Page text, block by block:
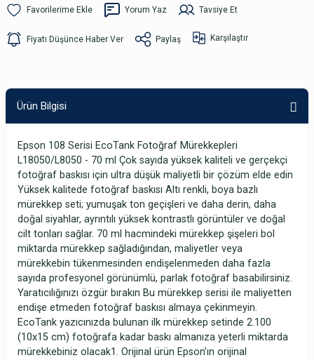
Yorum Yaz Tavsiye Et
Fiyatı Düşünce Haber Ver Paylaş Karşılaştır
Ürün Bilgisi
Epson 108 Serisi EcoTank Fotoğraf Mürekkepleri
L18050/L8050 - 70 ml Çok sayıda yüksek kaliteli ve gerçekçi
fotoğraf baskısı için ultra düşük maliyetli bir çözüm elde edin
Yüksek kalitede fotoğraf baskısı Altı renkli, boya bazlı
mürekkep seti; yumuşak ton geçişleri ve daha derin, daha
doğal siyahlar, ayrıntılı yüksek kontrastlı görüntüler ve doğal
cilt tonları sağlar. 70 ml hacmindeki mürekkep şişeleri bol
miktarda mürekkep sağladığından, maliyetler veya
mürekkebin tükenmesinden endişelenmeden daha fazla
sayıda profesyonel görünümlü, parlak fotoğraf basabilirsiniz.
Yaratıcılığınızı özgür bırakın Bu mürekkep serisi ile maliyetten
endişe etmeden fotoğraf baskısı almaya çekinmeyin.
EcoTank yazıcınızda bulunan ilk mürekkep setinde 2.100
(10x15 cm) fotoğrafa kadar baskı almanıza yeterli miktarda
mürekkebiniz olacak1. Orijinal ürün Epson’ın orijinal